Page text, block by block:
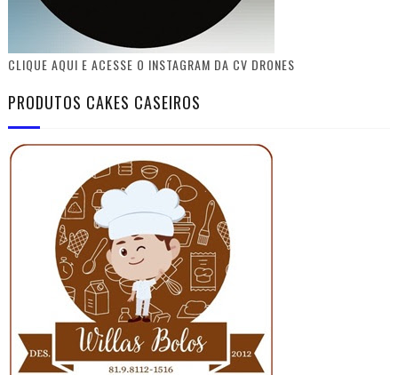
CLIQUE AQUI E ACESSE O INSTAGRAM DA CV DRONES
PRODUTOS CAKES CASEIROS